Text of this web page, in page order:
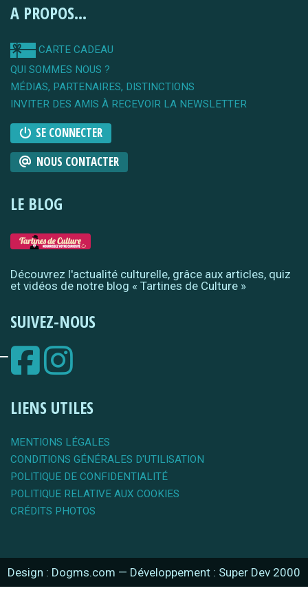
A PROPOS...
CARTE CADEAU
QUI SOMMES NOUS ?
MÉDIAS, PARTENAIRES, DISTINCTIONS
INVITER DES AMIS À RECEVOIR LA NEWSLETTER
SE CONNECTER
NOUS CONTACTER
LE BLOG
Découvrez l'actualité culturelle, grâce aux articles, quiz
et vidéos de notre blog « Tartines de Culture »
SUIVEZ-NOUS
LIENS UTILES
MENTIONS LÉGALES
CONDITIONS GÉNÉRALES D'UTILISATION
POLITIQUE DE CONFIDENTIALITÉ
POLITIQUE RELATIVE AUX COOKIES
CRÉDITS PHOTOS
Design : Dogms.com — Développement : Super Dev 2000